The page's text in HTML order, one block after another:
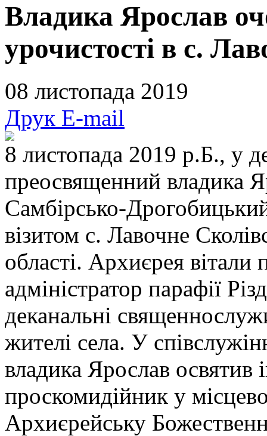
Владика Ярослав
урочистості в с.
08 листопада 2019
Друк E-mail
8 листопада 2019 р.Б., у
преосвященний владика
Самбірсько-
візитом с. Лавочне
області. Архиєрея
адміністратор парафії
деканальні
жителі села. У
владика Ярослав освятив
проскомидійник у
Архиєрейську